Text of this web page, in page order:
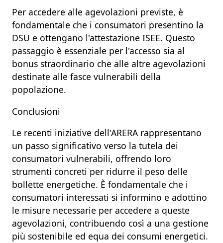
Per accedere alle agevolazioni previste, è
fondamentale che i consumatori presentino la
DSU e ottengano l'attestazione ISEE. Questo
passaggio è essenziale per l'accesso sia al
bonus straordinario che alle altre agevolazioni
destinate alle fasce vulnerabili della
popolazione.
Conclusioni
Le recenti iniziative dell'ARERA rappresentano
un passo significativo verso la tutela dei
consumatori vulnerabili, offrendo loro
strumenti concreti per ridurre il peso delle
bollette energetiche. È fondamentale che i
consumatori interessati si informino e adottino
le misure necessarie per accedere a queste
agevolazioni, contribuendo così a una gestione
più sostenibile ed equa dei consumi energetici.